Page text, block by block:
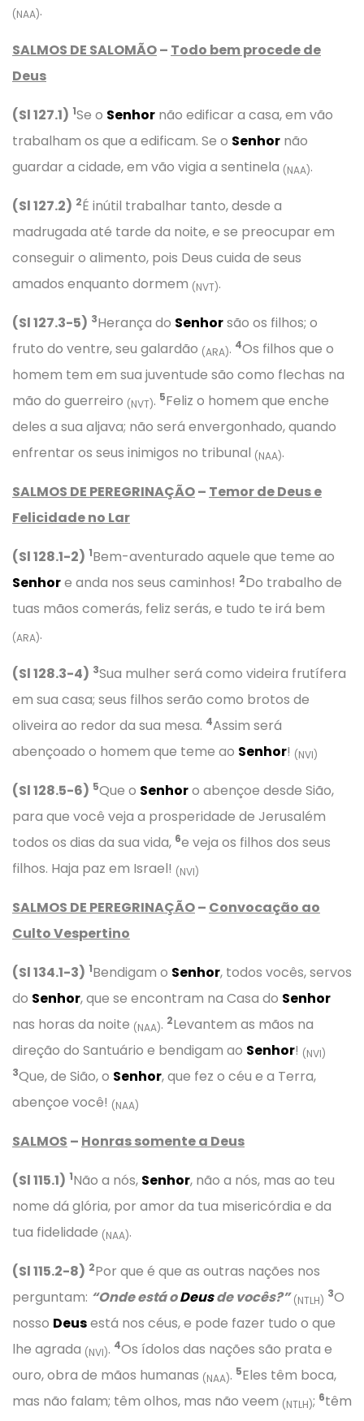
(NAA).
SALMOS DE SALOMÃO– Todo bem procede de
Deus
(Sl 127.1) 1Se o Senhor não edificar a casa, em vão
trabalham os que a edificam. Se o Senhor não
guardar a cidade, em vão vigia a sentinela (NAA).
(Sl 127.2) 2É inútil trabalhar tanto, desde a
madrugada até tarde da noite, e se preocupar em
conseguir o alimento, pois Deus cuida de seus
amados enquanto dormem (NVT).
(Sl 127.3-5) 3Herança do Senhorsão os filhos; o
fruto do ventre, seu galardão (ARA). 4Os filhos que o
homem tem em sua juventude são como flechas na
mão do guerreiro (NVT). 5Feliz o homem que enche
deles a sua aljava; não será envergonhado, quando
enfrentar os seus inimigos no tribunal (NAA).
SALMOS DE PEREGRINAÇÃO– Temor de Deus e
Felicidade no Lar
(Sl 128.1-2) 1Bem-aventurado aquele que teme ao
Senhore anda nos seus caminhos! 2Do trabalho de
tuas mãos comerás, feliz serás, e tudo te irá bem
(ARA).
(Sl 128.3-4) 3Sua mulher será como videira frutífera
em sua casa; seus filhos serão como brotos de
oliveira ao redor da sua mesa. 4Assim será
abençoado o homem que teme ao Senhor! (NVI)
(Sl 128.5-6) 5Que o Senhoro abençoe desde Sião,
para que você veja a prosperidade de Jerusalém
todos os dias da sua vida, 6e veja os filhos dos seus
filhos. Haja paz em Israel! (NVI)
SALMOS DE PEREGRINAÇÃO– Convocação ao
Culto Vespertino
(Sl 134.1-3) 1Bendigam o Senhor, todos vocês, servos
do Senhor, que se encontram na Casa do Senhor
nas horas da noite (NAA). 2Levantem as mãos na
direção do Santuário e bendigam ao Senhor! (NVI)
3Que, de Sião, o Senhor, que fez o céu e a Terra,
abençoe você! (NAA)
SALMOS – Honras somente a Deus
(Sl 115.1) 1Não a nós, Senhor, não a nós, mas ao teu
nome dá glória, por amor da tua misericórdia e da
tua fidelidade (NAA).
(Sl 115.2-8) 2Por que é que as outras nações nos
perguntam: “Onde está oDeusde vocês?” (NTLH)
3O
nosso Deusestá nos céus, e pode fazer tudo o que
lhe agrada (NVI). 4Os ídolos das nações são prata e
ouro, obra de mãos humanas (NAA). 5Eles têm boca,
mas não falam; têm olhos, mas não veem (NTLH); 6têm